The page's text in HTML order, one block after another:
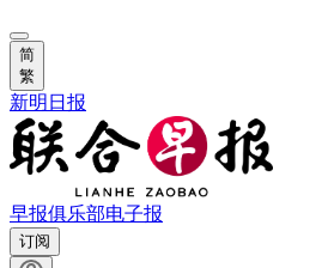
简
繁
新明日报
早报俱乐部电子报
订阅